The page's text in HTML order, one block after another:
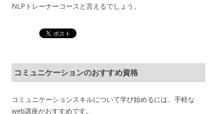
NLPトレーナーコースと言えるでしょう。
コミュニケーションのおすすめ資格
コミュニケーションスキルについて学び始めるには、手軽な
web講座がおすすめです。